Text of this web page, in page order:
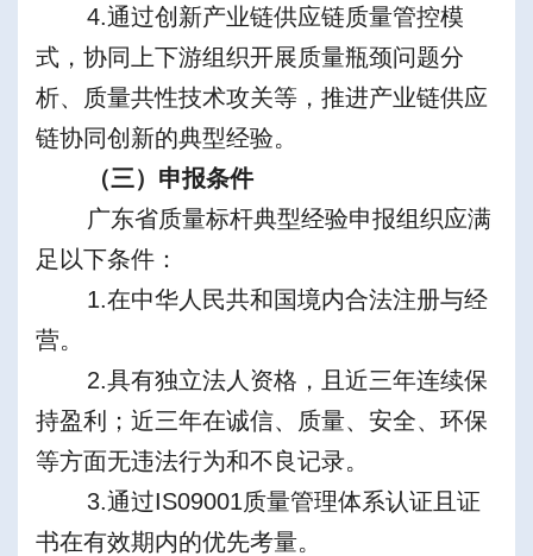
4.通过创新产业链供应链质量管控模
式，协同上下游组织开展质量瓶颈问题分
析、质量共性技术攻关等，推进产业链供应
链协同创新的典型经验。
（三）申报条件
广东省质量标杆典型经验申报组织应满
足以下条件：
1.在中华人民共和国境内合法注册与经
营。
2.具有独立法人资格，且近三年连续保
持盈利；近三年在诚信、质量、安全、环保
等方面无违法行为和不良记录。
3.通过IS09001质量管理体系认证且证
书在有效期内的优先考量。